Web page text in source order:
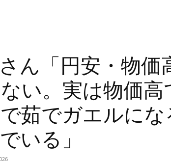
ん「円安・物価
い。実は物価高
茹でガエルにな
いる」